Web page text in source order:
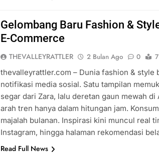
Gelombang Baru Fashion &
E-Commerce
THEVALLEYRATTLER 2 Bulan Ago 0
thevalleyrattler.com – Dunia fashion & style
notifikasi media sosial. Satu tampilan
segar dari Zara, lalu deretan gaun mewah
arah tren hanya dalam hitungan jam.
majalah bulanan. Inspirasi kini muncul real
Instagram, hingga halaman rekomendasi
Read Full News